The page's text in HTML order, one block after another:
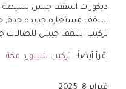
ديكورات اسقف جبس
اسقف مستعاره جديده جدة,
تركيب اسقف جبس
اقرأ أيضاً: تركيب شيبورد مكة